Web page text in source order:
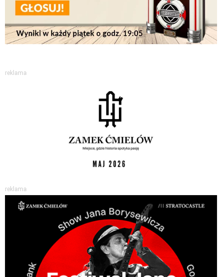
reklama
reklama